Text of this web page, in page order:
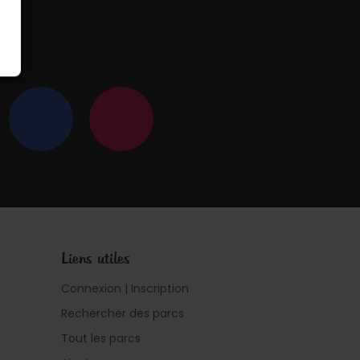
Liens utiles
Connexion | Inscription
Rechercher des parcs
Tout les parcs